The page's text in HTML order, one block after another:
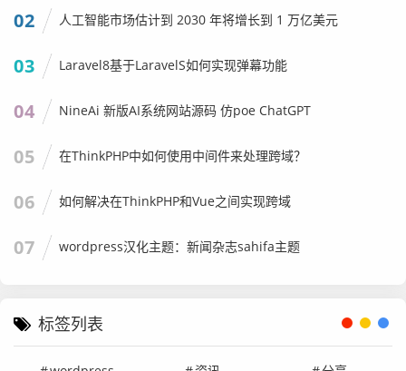
02 人工智能市场估计到 2030 年将增长到 1 万亿美元
03 Laravel8基于LaravelS如何实现弹幕功能
04 NineAi 新版AI系统网站源码 仿poe ChatGPT
05 在ThinkPHP中如何使用中间件来处理跨域？
06 如何解决在ThinkPHP和Vue之间实现跨域
07 wordpress汉化主题：新闻杂志sahifa主题
标签列表